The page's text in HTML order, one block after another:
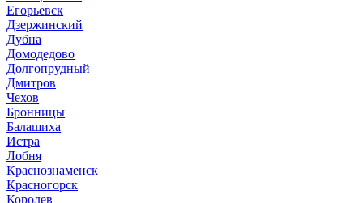
Егорьевск
Дзержинский
Дубна
Домодедово
Долгопрудный
Дмитров
Чехов
Бронницы
Балашиха
Истра
Лобня
Краснознаменск
Красногорск
Королев